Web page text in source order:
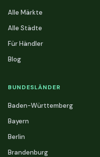
Alle Märkte
Alle Städte
Für Händler
Blog
BUNDESLÄNDER
Baden-Württemberg
Bayern
Berlin
Brandenburg